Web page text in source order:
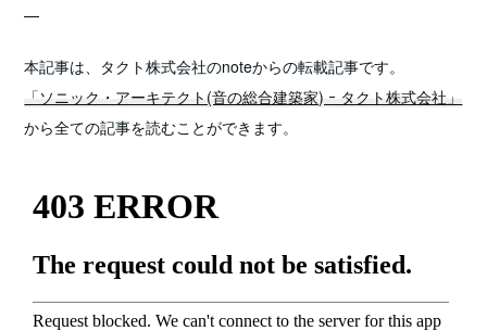
—
本記事は、タクト株式会社のnoteからの転載記事です。
「ソニック・アーキテクト(音の総合建築家) ｰ タクト株式会社」
から全ての記事を読むことができます。